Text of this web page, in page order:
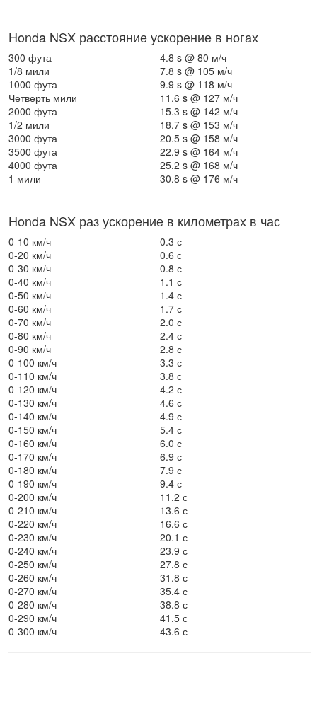
Honda NSX расстояние ускорение в ногах
300 фута
4.8 s @ 80 м/ч
1/8 мили
7.8 s @ 105 м/ч
1000 фута
9.9 s @ 118 м/ч
Четверть мили
11.6 s @ 127 м/ч
2000 фута
15.3 s @ 142 м/ч
1/2 мили
18.7 s @ 153 м/ч
3000 фута
20.5 s @ 158 м/ч
3500 фута
22.9 s @ 164 м/ч
4000 фута
25.2 s @ 168 м/ч
1 мили
30.8 s @ 176 м/ч
Honda NSX раз ускорение в километрах в час
0-10 км/ч
0.3 с
0-20 км/ч
0.6 с
0-30 км/ч
0.8 с
0-40 км/ч
1.1 с
0-50 км/ч
1.4 с
0-60 км/ч
1.7 с
0-70 км/ч
2.0 с
0-80 км/ч
2.4 с
0-90 км/ч
2.8 с
0-100 км/ч
3.3 с
0-110 км/ч
3.8 с
0-120 км/ч
4.2 с
0-130 км/ч
4.6 с
0-140 км/ч
4.9 с
0-150 км/ч
5.4 с
0-160 км/ч
6.0 с
0-170 км/ч
6.9 с
0-180 км/ч
7.9 с
0-190 км/ч
9.4 с
0-200 км/ч
11.2 с
0-210 км/ч
13.6 с
0-220 км/ч
16.6 с
0-230 км/ч
20.1 с
0-240 км/ч
23.9 с
0-250 км/ч
27.8 с
0-260 км/ч
31.8 с
0-270 км/ч
35.4 с
0-280 км/ч
38.8 с
0-290 км/ч
41.5 с
0-300 км/ч
43.6 с